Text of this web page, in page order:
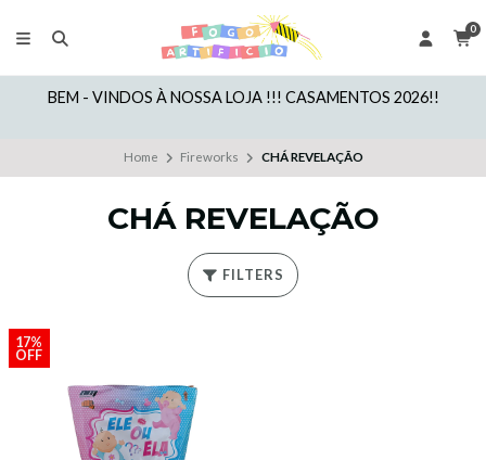
0
BEM - VINDOS À NOSSA LOJA !!! CASAMENTOS 2026!!
Home Fireworks CHÁ REVELAÇÃO
CHÁ REVELAÇÃO
FILTERS
17%
OFF